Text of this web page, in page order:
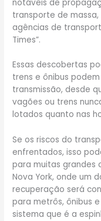
notáveis de
transporte de
agências de
Times”.
Essas descobertas
trens e ônibus
transmissão, desde
vagões ou trens
lotados quanto nas
Se os riscos do
enfrentados, isso
para muitas grandes
Nova York, onde um
recuperação será
para metrôs, ônibus
sistema que é a